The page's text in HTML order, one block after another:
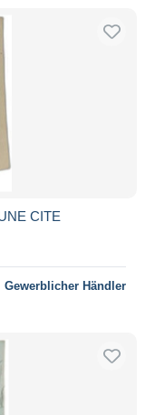
CITE
Gewerblicher Händler